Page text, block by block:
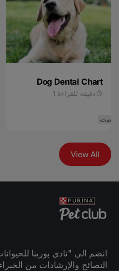
Dog Dental Chart
دقيقة للقراءة 1
الصحة
View All
انضم الي "نادي بورينا
النصائح والإرشادات من